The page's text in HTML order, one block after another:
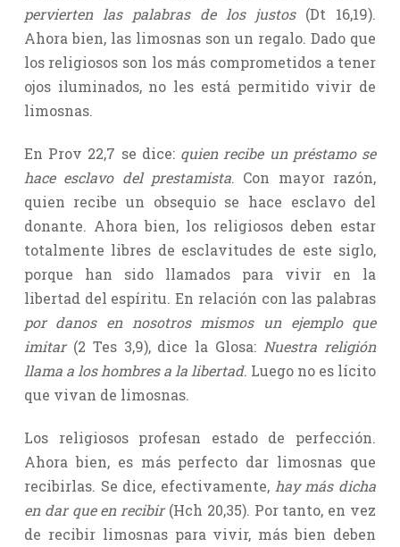
pervierten las palabras de los justos (Dt 16,19).
Ahora bien, las limosnas son un regalo. Dado que
los religiosos son los más comprometidos a tener
ojos iluminados, no les está permitido vivir de
limosnas.
En Prov 22,7 se dice: quien recibe un préstamo se
hace esclavo del prestamista. Con mayor razón,
quien recibe un obsequio se hace esclavo del
donante. Ahora bien, los religiosos deben estar
totalmente libres de esclavitudes de este siglo,
porque han sido llamados para vivir en la
libertad del espíritu. En relación con las palabras
por danos en nosotros mismos un ejemplo que
imitar (2 Tes 3,9), dice la Glosa: Nuestra religión
llama a los hombres a la libertad. Luego no es lícito
que vivan de limosnas.
Los religiosos profesan estado de perfección.
Ahora bien, es más perfecto dar limosnas que
recibirlas. Se dice, efectivamente, hay más dicha
en dar que en recibir(Hch 20,35). Por tanto, en vez
de recibir limosnas para vivir, más bien deben